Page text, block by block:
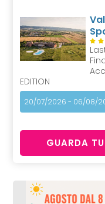
EDITION
20/07/2026 - 06/08/
GUARDA